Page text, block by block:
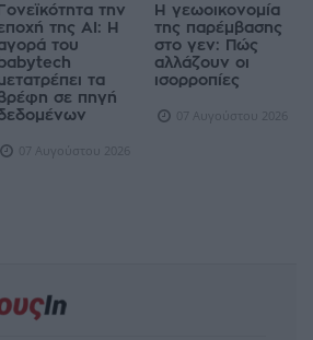
Γονεϊκότητα την
της AI: Η
του
babytech
τα
σε πηγή
07 Αυγούστου 2026
Η γεωοικονομία
της παρέμβασης
στο γεν: Πώς
αλλάζουν οι
ισορροπίες
07 Αυγούστου 2026